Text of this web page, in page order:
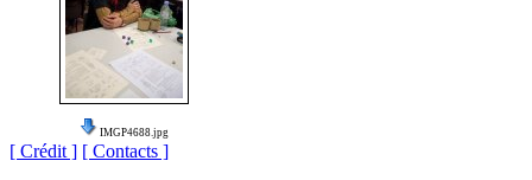
IMGP4688.jpg
[ Crédit ] [ Contacts ]